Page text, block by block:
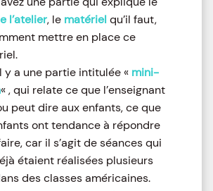
l’atelier, le matériel qu’il faut,
mettre en place ce
y a une partie intitulée « mini-
« , qui relate ce que l’enseignant
peut dire aux enfants, ce que
ont tendance à répondre
car il s’agit de séances qui
étaient réalisées plusieurs
des classes américaines.